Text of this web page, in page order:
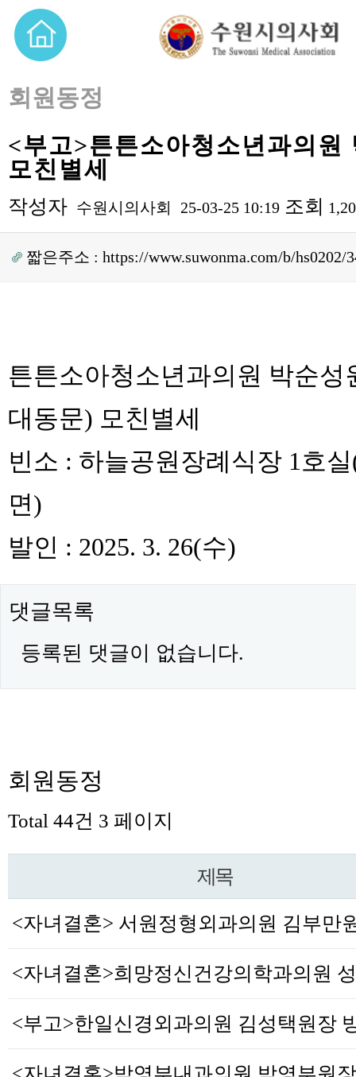
회원동정
<부고>튼튼소아청소년과의원
모친별세
작성자 수원시의사회 25-03-25 10:19 조회
짧은주소 : https://www.suwonma.com/b/hs0202/
튼튼소아청소년과의원 박순성
대동문) 모친별세
빈소 : 하늘공원장례식장 1호
면)
발인 : 2025. 3. 26(수)
댓글목록
등록된 댓글이 없습니다.
회원동정
Total 44건 3 페이지
제목